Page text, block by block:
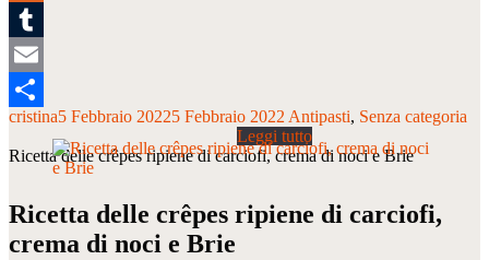
Yummly
Tumblr
Email
Condividi
cristina5 Febbraio 20225 Febbraio 2022 Antipasti Senza categoria
Ricetta delle crêpes ripiene di carciofi, crema di noci e Brie
Ricetta delle crêpes ripiene di carciofi,
crema di noci e Brie